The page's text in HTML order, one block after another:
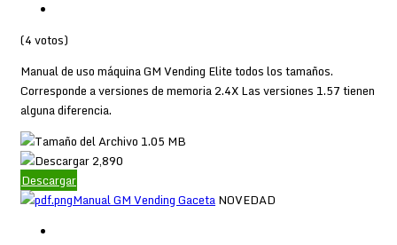
(4 votos)
Manual de uso máquina GM Vending Elite todos los tamaños.
Corresponde a versiones de memoria 2.4X Las versiones 1.57 tienen
alguna diferencia.
1.05 MB
2,890
Descargar
Manual GM Vending GacetaNOVEDAD